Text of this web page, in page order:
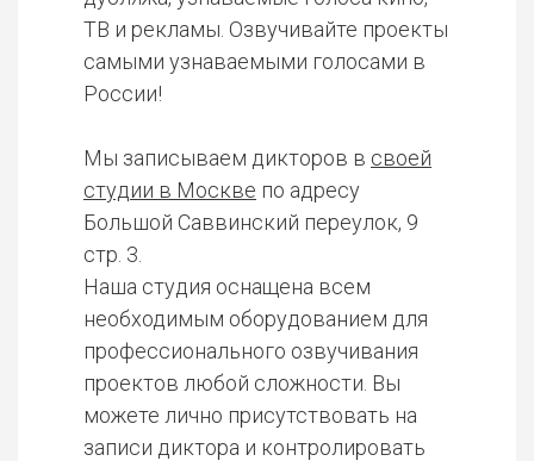
ТВ и рекламы. Озвучивайте проекты
самыми узнаваемыми голосами в
России!
Мы записываем дикторов в своей
студии в Москве по адресу
Большой Саввинский переулок, 9
стр. 3.
Наша студия оснащена всем
необходимым оборудованием для
профессионального озвучивания
проектов любой сложности. Вы
можете лично присутствовать на
записи диктора и контролировать